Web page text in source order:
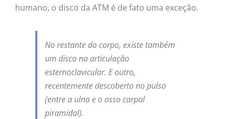
humano, o disco da ATM é de fato uma exceção.
No restante do corpo, existe também
um disco na articulação
esternoclavicular. E outro,
recentemente descoberto no pulso
(entre a ulna e o osso carpal
piramidal).